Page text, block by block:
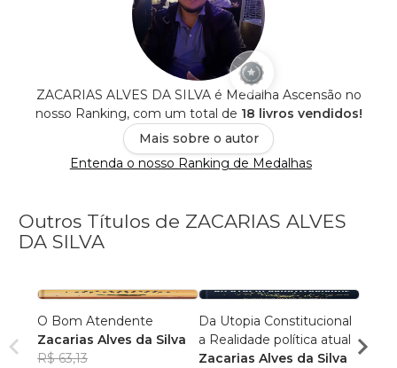
ZACARIAS ALVES DA SILVA é Medalha Ascensão no
nosso Ranking, com um total de 18 livros vendidos!
Mais sobre o autor
Entenda o nosso Ranking de Medalhas
Outros Títulos de ZACARIAS ALVES
DA SILVA
O Bom Atendente
Zacarias Alves da Silva
R$ 63,13
Da Utopia Constitucional
a Realidade política atual
Zacarias Alves da Silva